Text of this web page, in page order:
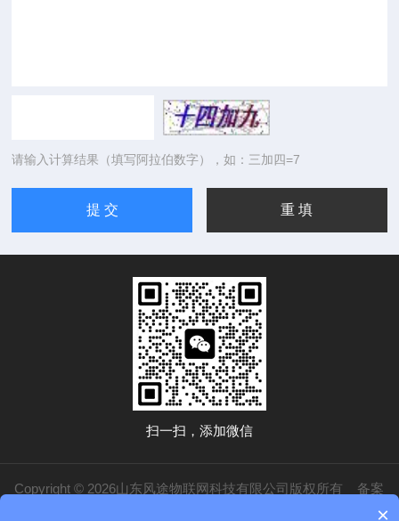
请输入计算结果（填写阿拉伯数字），如：三加四=7
扫一扫，添加微信
Copyright © 2026山东风途物联网科技有限公司版权所有 备案
×